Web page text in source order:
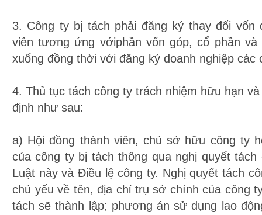
3. Công ty bị tách phải đăng ký thay đổi vốn
viên tương ứng vớiphần vốn góp, cổ phần
xuống đồng thời với đăng ký doanh nghiệp các
4. Thủ tục tách công ty trách nhiệm hữu hạn
định như sau:
a) Hội đồng thành viên, chủ sở hữu công ty
của công ty bị tách thông qua nghị quyết
Luật này và Điều lệ công ty. Nghị quyết tách
chủ yếu về tên, địa chỉ trụ sở chính của công
tách sẽ thành lập; phương án sử dụng lao